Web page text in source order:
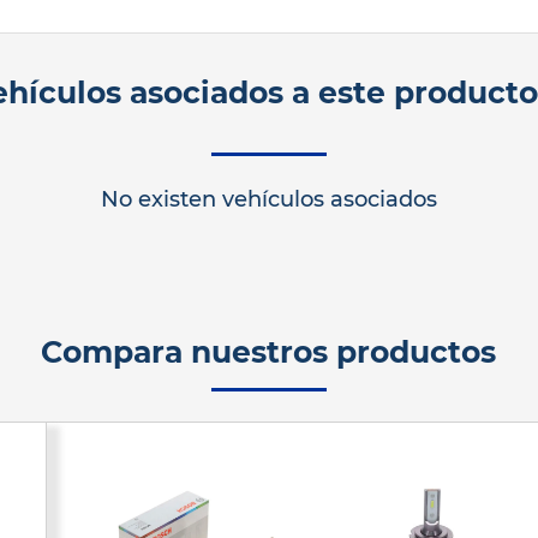
asociados a este producto
No existen vehículos asociados
Compara nuestros productos